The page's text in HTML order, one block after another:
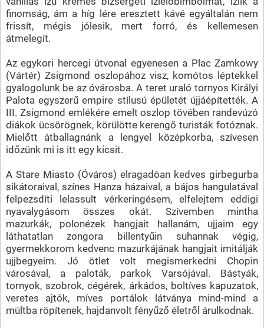
finomság, ám a híg lére eresztett kávé egyáltalán nem
frissít, mégis jólesik, mert forró, és kellemesen
átmelegít.
Az egykori hercegi útvonal egyenesen a Plac Zamkowy
(Vártér) Zsigmond oszlopához visz, komótos léptekkel
gyalogolunk be az óvárosba. A teret uraló tornyos Királyi
Palota egyszerű empire stílusú épületét újjáépítették. A
III. Zsigmond emlékére emelt oszlop tövében randevúzó
diákok ücsörögnek, körülötte kerengő turisták fotóznak.
Mielőtt átballagnánk a lengyel középkorba, szívesen
időzünk mi is itt egy kicsit.
A Stare Miasto (Óváros) elragadóan kedves girbegurba
sikátoraival, színes Hanza házaival, a bájos hangulatával
felpezsdíti lelassult vérkeringésem, elfelejtem eddigi
nyavalygásom összes okát. Szívemben mintha
mazurkák, polonézek hangjait hallanám, ujjaim egy
láthatatlan zongora billentyűin suhannak végig,
gyermekkorom kedvenc mazurkájának hangjait imitálják
ujjbegyeim. Jó ötlet volt megismerkedni Chopin
városával, a paloták, parkok Varsójával. Bástyák,
tornyok, szobrok, cégérek, árkádos, boltíves kapuzatok,
veretes ajtók, míves portálok látványa mind-mind a
múltba röpítenek, hajdanvolt fényűző életről árulkodnak.